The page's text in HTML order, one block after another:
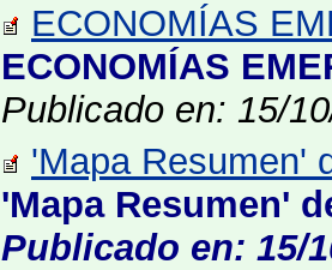
ECONOMÍAS
ECONOMÍAS
Publicado en: 15/
'Mapa Resumen'
'Mapa Resumen'
Publicado en: 15/